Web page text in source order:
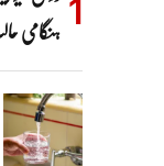
ہنگامی